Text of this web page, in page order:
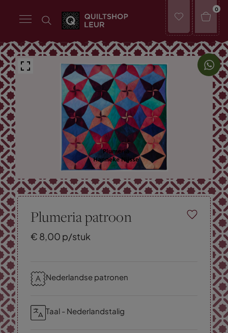
0
Plumeria patroon
€ 8,00 p/stuk
Nederlandse patronen
Taal - Nederlandstalig